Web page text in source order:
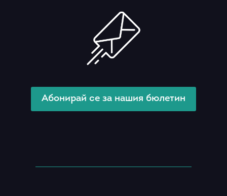
Абонирай се за нашия бюлетин